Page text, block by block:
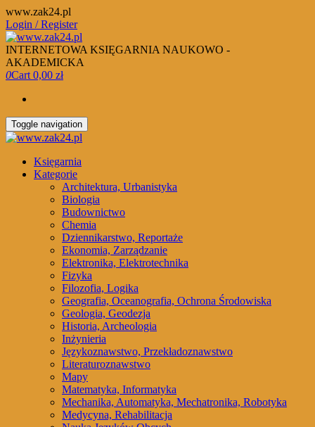
Skip
to
the
content
www.zak24.pl
Login / Register
INTERNETOWA KSIĘGARNIA NAUKOWO -
AKADEMICKA
0Cart 0,00 zł
Toggle navigation
Księgarnia
Kategorie
Architektura, Urbanistyka
Biologia
Budownictwo
Chemia
Dziennikarstwo, Reportaże
Ekonomia, Zarządzanie
Elektronika, Elektrotechnika
Fizyka
Filozofia, Logika
Geografia, Oceanografia, Ochrona Środowiska
Geologia, Geodezja
Historia, Archeologia
Inżynieria
Językoznawstwo, Przekładoznawstwo
Literaturoznawstwo
Mapy
Matematyka, Informatyka
Mechanika, Automatyka, Mechatronika, Robotyka
Medycyna, Rehabilitacja